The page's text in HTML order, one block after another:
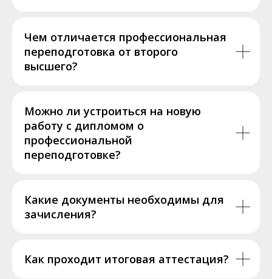
Чем отличается профессиональная
переподготовка от второго
высшего?
Можно ли устроиться на новую
работу с дипломом о
профессиональной
переподготовке?
Какие документы необходимы для
зачисления?
Как проходит итоговая аттестация?